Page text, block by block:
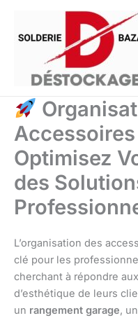
contenu
Optimisez
des
L’organisation des
clé pour les
cherchant à répondre
d’esthétique de leurs
un rangement garage, un